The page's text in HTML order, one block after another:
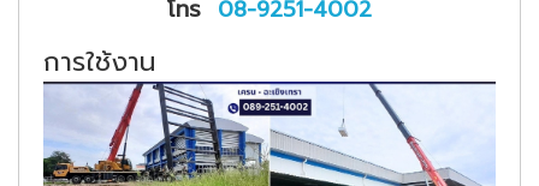
โทร 08-9251-4002
การใช้งาน